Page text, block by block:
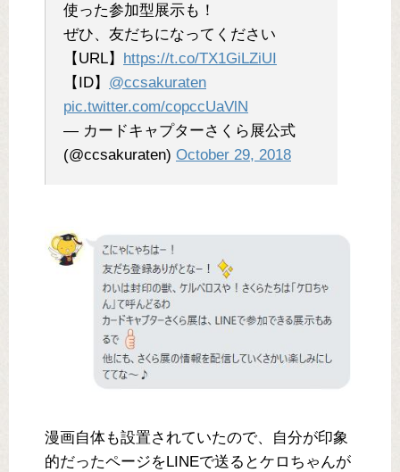
使った参加型展示も！
ぜひ、友だちになってください
【URL】 https://t.co/TX1GiLZiUI
【ID】 @ccsakuraten
pic.twitter.com/copccUaVlN
— カードキャプターさくら展公式
(@ccsakuraten) October 29, 2018
漫画自体も設置されていたので、自分が印象
的だったページをLINEで送るとケロちゃんが